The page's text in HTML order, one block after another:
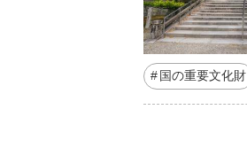
国の重要文化財